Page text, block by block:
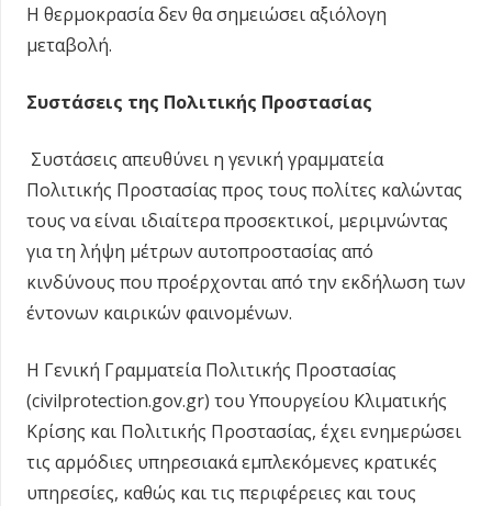
Η θερμοκρασία δεν θα σημειώσει αξιόλογη
μεταβολή.
Συστάσεις της Πολιτικής Προστασίας
Συστάσεις απευθύνει η γενική γραμματεία
Πολιτικής Προστασίας προς τους πολίτες καλώντας
τους να είναι ιδιαίτερα προσεκτικοί, μεριμνώντας
για τη λήψη μέτρων αυτοπροστασίας από
κινδύνους που προέρχονται από την εκδήλωση των
έντονων καιρικών φαινομένων.
Η Γενική Γραμματεία Πολιτικής Προστασίας
(civilprotection.gov.gr) του Υπουργείου Κλιματικής
Κρίσης και Πολιτικής Προστασίας, έχει ενημερώσει
τις αρμόδιες υπηρεσιακά εμπλεκόμενες κρατικές
υπηρεσίες, καθώς και τις περιφέρειες και τους